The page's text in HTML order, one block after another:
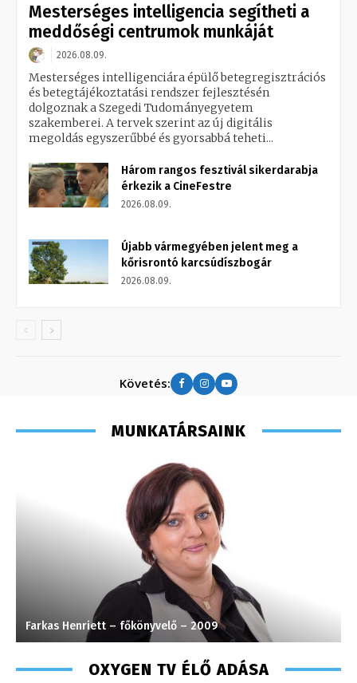
Mesterséges intelligencia segítheti a
meddőségi centrumok munkáját
2026.08.09.
Mesterséges intelligenciára épülő betegregisztrációs
és betegtájékoztatási rendszer fejlesztésén
dolgoznak a Szegedi Tudományegyetem
szakemberei. A tervek szerint az új digitális
megoldás egyszerűbbé és gyorsabbá teheti...
Három rangos fesztivál sikerdarabja
érkezik a CineFestre
2026.08.09.
Újabb vármegyében jelent meg a
kőrisrontó karcsúdíszbogár
2026.08.09.
Követés:
MUNKATÁRSAINK
Farkas Henriett – főkönyvelő – 2009
OXYGEN TV ÉLŐ ADÁSA